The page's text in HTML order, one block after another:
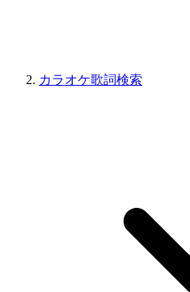
カラオケ歌詞検索